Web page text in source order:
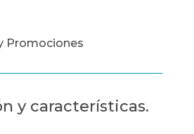
Promociones
y características.